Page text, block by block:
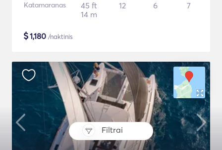
Filtrai
Katamaranas
45 ft
14 m
12 6 7
$1,180 /naktinis